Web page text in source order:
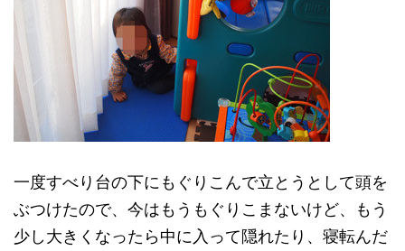
一度すべり台の下にもぐりこんで立とうとして頭を
ぶつけたので、今はもうもぐりこまないけど、もう
少し大きくなったら中に入って隠れたり、寝転んだ